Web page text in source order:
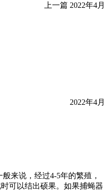
上一篇 2022年4月
2022年4月
来说，经过4-5年的繁殖，
可以结出硕果。如果捕蝇器